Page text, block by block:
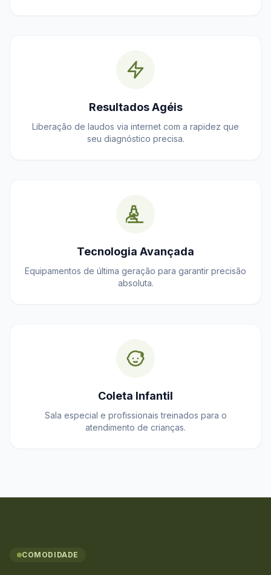
Resultados Agéis
Liberação de laudos via internet com a rapidez que
seu diagnóstico precisa.
Tecnologia Avançada
Equipamentos de última geração para garantir precisão
absoluta.
Coleta Infantil
Sala especial e profissionais treinados para o
atendimento de crianças.
COMODIDADE